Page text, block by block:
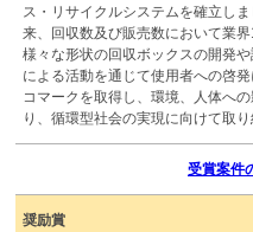
ス・リサイクルシステムを確立し
来、回収数及び販売数において業
様々な形状の回収ボックスの開発
による活動を通じて使用者への啓
コマークを取得し、環境、人体へ
り、循環型社会の実現に向けて取り
受賞案件
奨励賞